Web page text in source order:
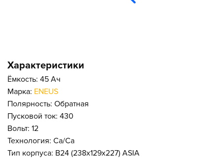
Характеристики
Ёмкость: 45 Ач
Марка: ENEUS
Полярность: Обратная
Пусковой ток: 430
Вольт: 12
Технология: Ca/Ca
Тип корпуса: B24 (238x129x227) ASIA